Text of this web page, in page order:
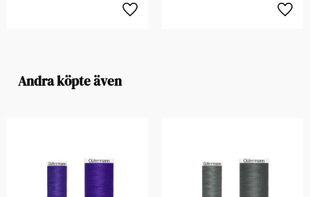
Andra köpte även